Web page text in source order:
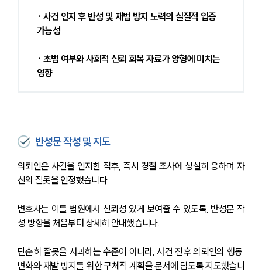
· 사건 인지 후 반성 및 재범 방지 노력의 실질적 입증
가능성
· 초범 여부와 사회적 신뢰 회복 자료가 양형에 미치는
영향
반성문 작성 및 지도
의뢰인은 사건을 인지한 직후, 즉시 경찰 조사에 성실히 응하며 자
신의 잘못을 인정했습니다.
변호사는 이를 법원에서 신뢰성 있게 보여줄 수 있도록, 반성문 작
성 방향을 처음부터 상세히 안내했습니다.
단순히 잘못을 사과하는 수준이 아니라, 사건 전후 의뢰인의 행동
변화와 재발 방지를 위한 구체적 계획을 문서에 담도록 지도했습니